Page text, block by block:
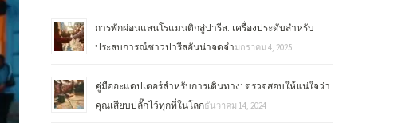
การพักผ่อนแสนโรแมนติกสู่ปารีส: เครื่องประดับสำหรับ
ประสบการณ์ชาวปารีสอันน่าจดจำมกราคม 4, 2025
คู่มืออะแดปเตอร์สำหรับการเดินทาง: ตรวจสอบให้แน่ใจว่า
คุณเสียบปลั๊กไว้ทุกที่ในโลกธันวาคม 14, 2024